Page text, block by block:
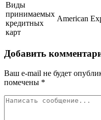
Виды
принимаемых
кредитных
карт
American
Добавить
Ваш e-mail не будет
помечены *